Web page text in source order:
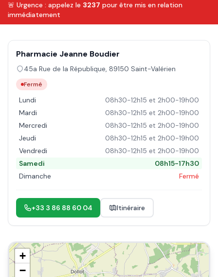
🚨 Urgence : appelez le 3237 pour être mis en relation
immédiatement
Pharmacie Jeanne Boudier
45a Rue de la République, 89150 Saint-Valérien
Fermé
Lundi
08h30-12h15 et 2h00-19h00
Mardi
08h30-12h15 et 2h00-19h00
Mercredi
08h30-12h15 et 2h00-19h00
Jeudi
08h30-12h15 et 2h00-19h00
Vendredi
08h30-12h15 et 2h00-19h00
Samedi
08h15-17h30
Dimanche
Fermé
+33 3 86 88 60 04 Itinéraire
+
−